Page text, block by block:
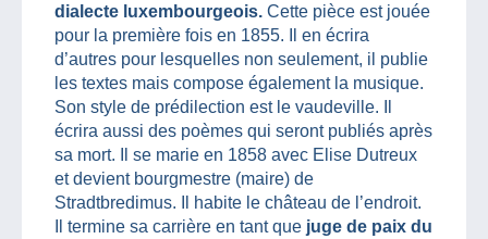
dialecte luxembourgeois. Cette pièce est jouée
pour la première fois en 1855. Il en écrira
d’autres pour lesquelles non seulement, il publie
les textes mais compose également la musique.
Son style de prédilection est le vaudeville. Il
écrira aussi des poèmes qui seront publiés après
sa mort. Il se marie en 1858 avec Elise Dutreux
et devient bourgmestre (maire) de
Stradtbredimus. Il habite le château de l’endroit.
Il termine sa carrière en tant que juge de paix du